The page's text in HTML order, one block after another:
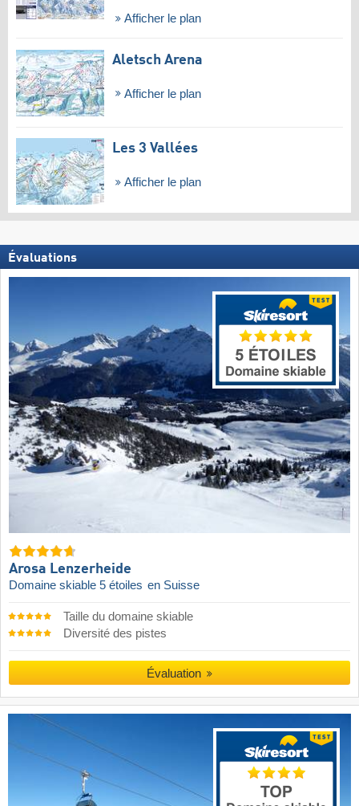
Afficher le plan
Aletsch Arena
Afficher le plan
Les 3 Vallées
Afficher le plan
Évaluations
Arosa Lenzerheide
Domaine skiable 5 étoiles en Suisse
Taille du domaine skiable
Diversité des pistes
Évaluation